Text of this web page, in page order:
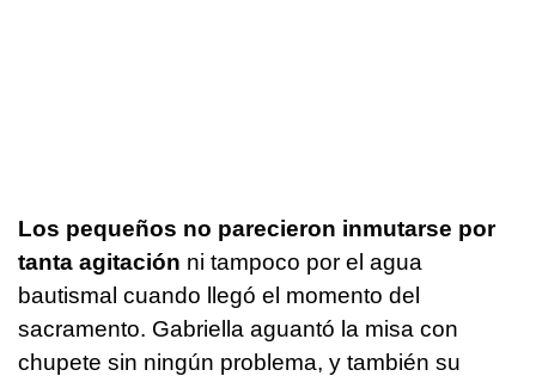
Los pequeños no parecieron inmutarse por
tanta agitación ni tampoco por el agua
bautismal cuando llegó el momento del
sacramento. Gabriella aguantó la misa con
chupete sin ningún problema, y también su